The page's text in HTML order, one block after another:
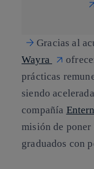
Gracias al
Wayra
prácticas
siendo
compañía
misión de poner
graduados con